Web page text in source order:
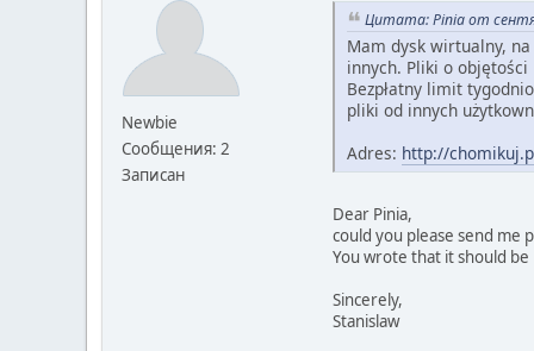
Newbie
Сообщения: 2
Записан
Цитата: Pinia от
Mam dysk wirtualny,
innych. Pliki o objętości
Bezpłatny limit
pliki od innych
Adres: http://
Dear Pinia,
could you please send me
You wrote that it should
Sincerely,
Stanislaw